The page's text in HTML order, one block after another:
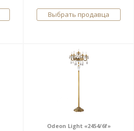
Выбрать продавца
Odeon Light «2454/6f»